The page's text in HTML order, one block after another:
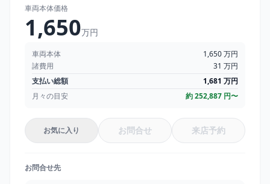
車両本体価格
1,650万円
車両本体 1,650万円
諸費用
31 万円
支払い総額
1,681 万円
月々の目安
約252,887 円〜
お気に入り お問合せ 来店予約
お問合せ先